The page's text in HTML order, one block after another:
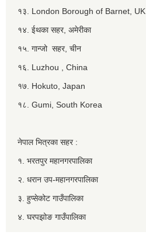
१३. London Borough of Barnet, UK
१४. ईथका सहर, अमेरीका
१५. गान्जो सहर, चीन
१६. Luzhou , China
१७. Hokuto, Japan
१८. Gumi, South Korea
नेपाल भित्रका सहर :
१. भरतपुर महानगरपालिका
२. धरान उप-महानगरपालिका
३. हुप्सेकोट गाउँपालिका
४. घरपझोङ गाउँपालिका